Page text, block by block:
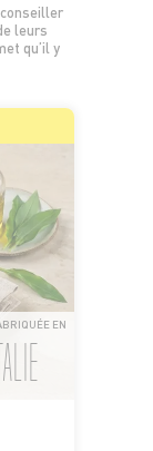
leurs
qu’il y
EN